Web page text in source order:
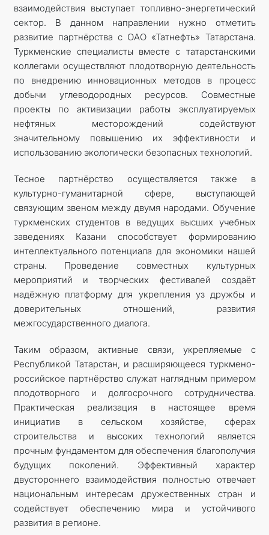
взаимодействия выступает топливно-энергетический
сектор. В данном направлении нужно отметить
развитие партнёрства с ОАО «Татнефть» Татарстана.
Туркменские специалисты вместе с татарстанскими
коллегами осуществляют плодо­творную деятельность
по внедрению инновационных методов в процесс
добычи углеводородных ресурсов. Совместные
проекты по активизации работы эксплуатируемых
нефтяных месторождений содействуют
значительному повышению их эффективности и
использованию экологически безопасных технологий.
Тесное партнёрство осуществляется также в
культурно-гуманитарной сфере, выступающей
связующим звеном между двумя народами. Обучение
туркменских студентов в ведущих высших учебных
заведениях Казани способствует формированию
интеллектуального потенциала для экономики нашей
страны. Проведение совместных культурных
мероприятий и творческих фестивалей создаёт
надёжную платформу для укрепления уз дружбы и
доверительных отношений, развития
межгосударственного диалога.
Таким образом, активные связи, укрепляемые с
Республикой Татарстан, и расширяющееся туркмено-
российское партнёрство служат наглядным примером
плодотворного и долгосрочного сотрудничества.
Практическая реализация в настоящее время
инициатив в сельском хозяйстве, сферах
строительства и высоких технологий является
прочным фундаментом для обеспечения благополучия
будущих поколений. Эффективный характер
двустороннего взаимодействия полностью отвечает
национальным интересам дружественных стран и
содействует обеспечению мира и устойчивого
развития в регионе.